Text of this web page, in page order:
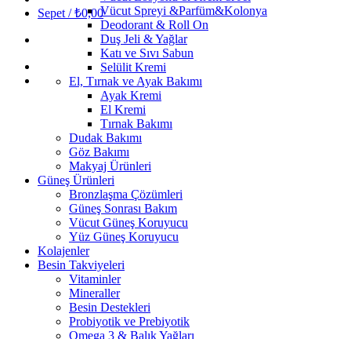
Sepet /₺0,00Vücut Spreyi &Parfüm&Kolonya
Deodorant & Roll On
Duş Jeli & Yağlar
Katı ve Sıvı Sabun
Selülit Kremi
El, Tırnak ve Ayak Bakımı
Ayak Kremi
El Kremi
Tırnak Bakımı
Dudak Bakımı
Göz Bakımı
Makyaj Ürünleri
Güneş Ürünleri
Bronzlaşma Çözümleri
Güneş Sonrası Bakım
Vücut Güneş Koruyucu
Yüz Güneş Koruyucu
Kolajenler
Besin Takviyeleri
Vitaminler
Mineraller
Besin Destekleri
Probiyotik ve Prebiyotik
Omega 3 & Balık Yağları